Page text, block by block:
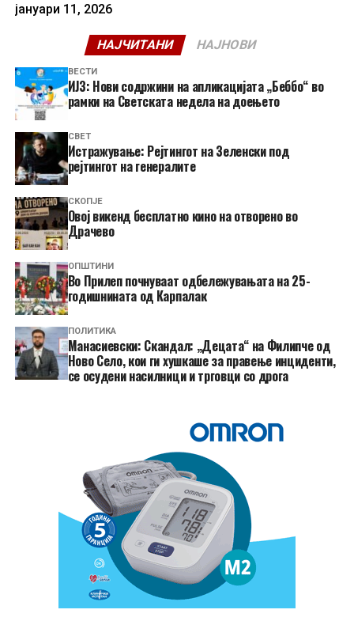
јануари 11, 2026
НАЈЧИТАНИ НАЈНОВИ
ВЕСТИ
ИЈЗ: Нови содржини на апликацијата „Беббо“ во
рамки на Светската недела на доењето
СВЕТ
Истражување: Рејтингот на Зеленски под
рејтингот на генералите
СКОПЈЕ
​Овој викенд бесплатно кино на отворено во
Драчево
ОПШТИНИ
Во Прилеп почнуваат одбележувањата на 25-
годишнината од Карпалак
ПОЛИТИКА
Манасиевски: Скандал: „Децата“ на Филипче од
Ново Село, кои ги хушкаше за правење инциденти,
се осудени насилници и трговци со дрога